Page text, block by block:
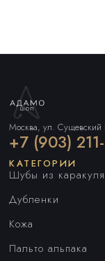
Москва, ул.
+7 (903)
КАТЕГОРИИ
Шубы из каракуля
Дубленки
Кожа
Пальто альпака